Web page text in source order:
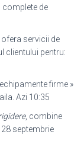
de
servicii de
clientului pentru:
firme »
Azi 10:35
, combine
septembrie